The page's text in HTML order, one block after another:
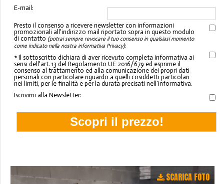
E-mail:
Presto il consenso a ricevere newsletter con informazioni
promozionali all'indirizzo mail riportato sopra in questo modulo
di contatto (potrai sempre revocare il tuo consenso in qualsiasi momento
come indicato nella nostra informativa Privacy):
* Il sottoscritto dichiara di aver ricevuto completa informativa ai
sensi dell'art. 13 del Regolamento UE 2016/679 ed esprime il
consenso al trattamento ed alla comunicazione dei propri dati
personali con particolare riguardo a quelli cosiddetti particolari
nei limiti, per le finalità e per la durata precisati nell'informativa.
Iscrivimi alla Newsletter:
SCARICA FOTO